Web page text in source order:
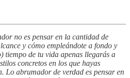
no es pensar en la cantidad de
y cómo empleándote a fondo y
tiempo de tu vida apenas llegarás a
concretos en los que hayas
Lo abrumador de verdad es pensar en